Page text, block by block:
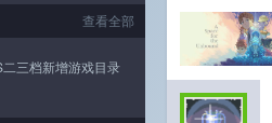
查看全部
三档新增游戏目录